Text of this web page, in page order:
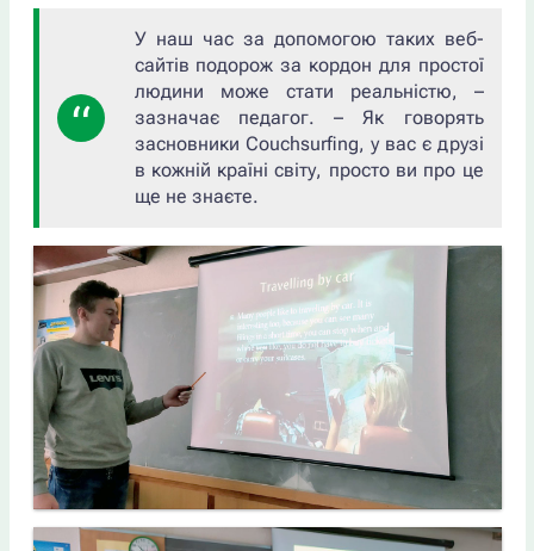
У наш час за допомогою таких веб-
сайтів подорож за кордон для простої
людини може стати реальністю, –
зазначає педагог. – Як говорять
засновники Couchsurfing, у вас є друзі
в кожній країні світу, просто ви про це
ще не знаєте.